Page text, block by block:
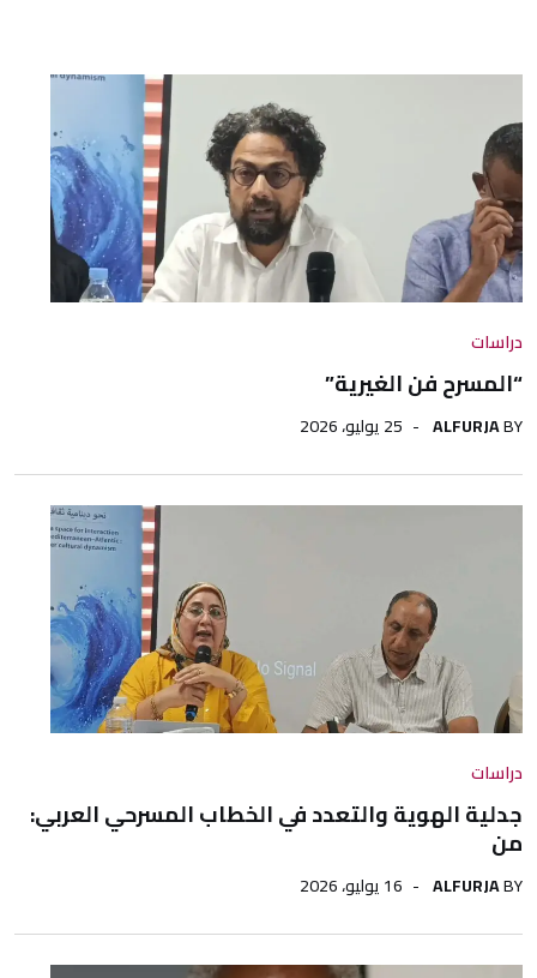
دراسات
“المسرح فن الغيرية”
BY
ALFURJA 25 يوليو، 2026
دراسات
جدلية الهوية والتعدد في الخطاب المسرحي العربي:
من
BY
ALFURJA 16 يوليو، 2026